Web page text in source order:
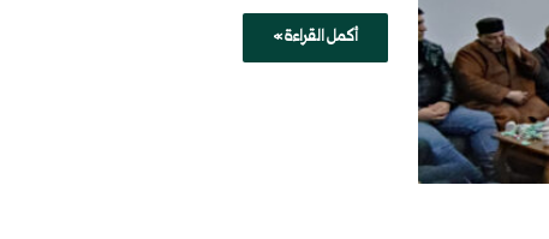
أكمل القراءة »